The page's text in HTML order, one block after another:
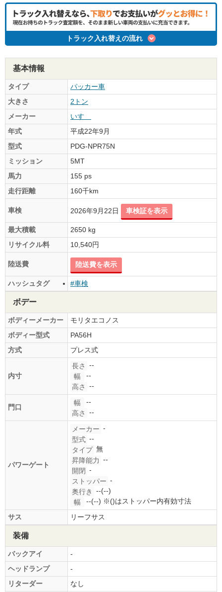
トラック入れ替えの流れ
基本情報
タイプ
パッカー車
大きさ
2トン
メーカー
いすゞ
年式
平成22年9月
型式
PDG-NPR75N
ミッション
5MT
馬力
155 ps
走行距離
160千km
車検 2026年9月22日 車検証を表示
最大積載
2650 kg
リサイクル料
10,540円
陸送費 陸送費を表示
ハッシュタグ #車検
ボデー
ボディーメーカー
モリタエコノス
ボディー型式
PA56H
方式
プレス式
内寸
長さ
--
幅
--
高さ
--
門口
幅
--
高さ
--
パワーゲート
メーカー -
型式 --
タイプ 無
昇降能力 --
開閉 -
ストッパー -
奥行き
--(--)
幅
--(--) ※()はストッパー内有効寸法
サス
リーフサス
装備
バックアイ
-
ヘッドランプ
-
リターダー
なし